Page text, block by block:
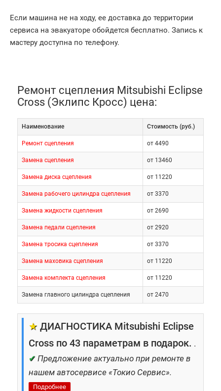
Если машина не на ходу, ее доставка до территории
сервиса на эвакуаторе обойдется бесплатно. Запись к
мастеру доступна по телефону.
Ремонт сцепления Mitsubishi Eclipse
Cross (Эклипс Кросс) цена:
Наименование Cтоимость (руб.)
Ремонт сцепления от 4490
Замена сцепления от 13460
Замена диска сцепления от 11220
Замена рабочего цилиндра сцепления от 3370
Замена жидкости сцепления от 2690
Замена педали сцепления от 2920
Замена тросика сцепления от 3370
Замена маховика сцепления от 11220
Замена комплекта сцепления от 11220
Замена главного цилиндра сцепления от 2470
★ ДИАГНОСТИКА Mitsubishi Eclipse
Cross по 43 параметрам в подарок. .
✔ Предложение актуально при ремонте в
нашем автосервисе «Токио Сервис».
Подробнее